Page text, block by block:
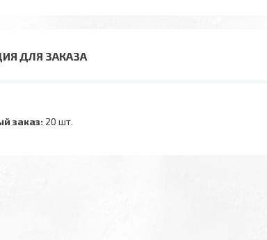
ДЛЯ ЗАКАЗА
заказ: 20 шт.